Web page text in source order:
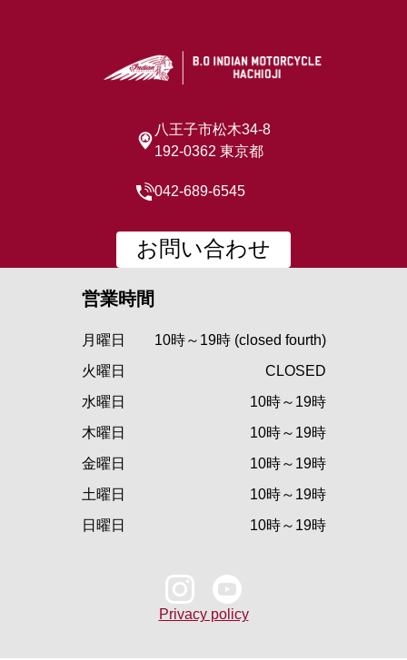
八王子市松木34-8
192-0362 東京都
042-689-6545
お問い合わせ
営業時間
月曜日
10時～19時 (closed fourth)
火曜日
CLOSED
水曜日
10時～19時
木曜日
10時～19時
金曜日
10時～19時
土曜日
10時～19時
日曜日
10時～19時
Privacy policy